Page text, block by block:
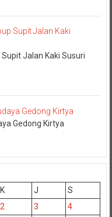
Jalan Kaki Susuri
Gedong Kirtya
K J
S
2 3 4